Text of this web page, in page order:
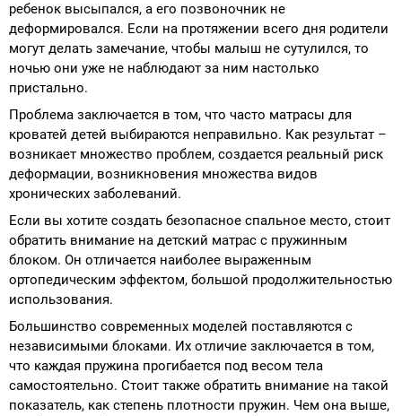
ребенок высыпался, а его позвоночник не
деформировался. Если на протяжении всего дня родители
могут делать замечание, чтобы малыш не сутулился, то
ночью они уже не наблюдают за ним настолько
пристально.
Проблема заключается в том, что часто матрасы для
кроватей детей выбираются неправильно. Как результат –
возникает множество проблем, создается реальный риск
деформации, возникновения множества видов
хронических заболеваний.
Если вы хотите создать безопасное спальное место, стоит
обратить внимание на детский матрас с пружинным
блоком. Он отличается наиболее выраженным
ортопедическим эффектом, большой продолжительностью
использования.
Большинство современных моделей поставляются с
независимыми блоками. Их отличие заключается в том,
что каждая пружина прогибается под весом тела
самостоятельно. Стоит также обратить внимание на такой
показатель, как степень плотности пружин. Чем она выше,